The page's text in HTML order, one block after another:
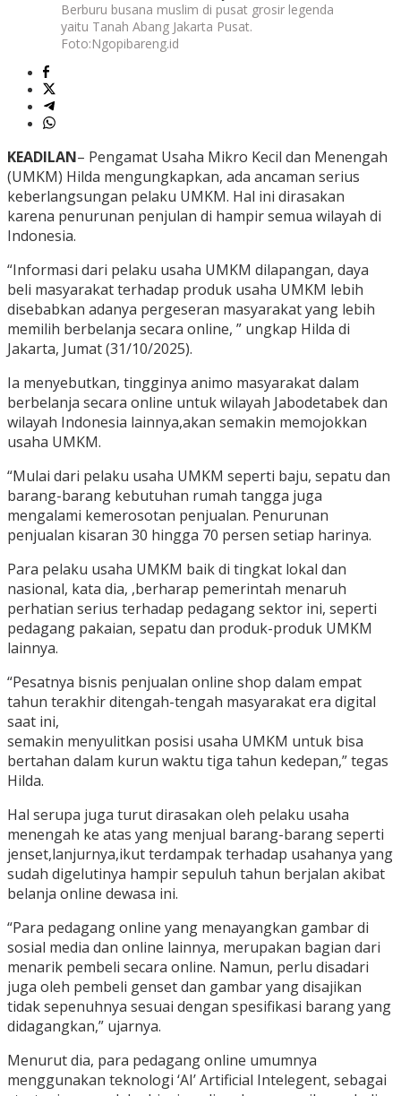
Berburu busana muslim di pusat grosir legenda
yaitu Tanah Abang Jakarta Pusat.
Foto:Ngopibareng.id
KEADILAN– Pengamat Usaha Mikro Kecil dan Menengah
(UMKM) Hilda mengungkapkan, ada ancaman serius
keberlangsungan pelaku UMKM. Hal ini dirasakan
karena penurunan penjulan di hampir semua wilayah di
Indonesia.
“Informasi dari pelaku usaha UMKM dilapangan, daya
beli masyarakat terhadap produk usaha UMKM lebih
disebabkan adanya pergeseran masyarakat yang lebih
memilih berbelanja secara online, ” ungkap Hilda di
Jakarta, Jumat (31/10/2025).
Ia menyebutkan, tingginya animo masyarakat dalam
berbelanja secara online untuk wilayah Jabodetabek dan
wilayah Indonesia lainnya,akan semakin memojokkan
usaha UMKM.
“Mulai dari pelaku usaha UMKM seperti baju, sepatu dan
barang-barang kebutuhan rumah tangga juga
mengalami kemerosotan penjualan. Penurunan
penjualan kisaran 30 hingga 70 persen setiap harinya.
Para pelaku usaha UMKM baik di tingkat lokal dan
nasional, kata dia, ,berharap pemerintah menaruh
perhatian serius terhadap pedagang sektor ini, seperti
pedagang pakaian, sepatu dan produk-produk UMKM
lainnya.
“Pesatnya bisnis penjualan online shop dalam empat
tahun terakhir ditengah-tengah masyarakat era digital
saat ini,
semakin menyulitkan posisi usaha UMKM untuk bisa
bertahan dalam kurun waktu tiga tahun kedepan,” tegas
Hilda.
Hal serupa juga turut dirasakan oleh pelaku usaha
menengah ke atas yang menjual barang-barang seperti
jenset,lanjurnya,ikut terdampak terhadap usahanya yang
sudah digelutinya hampir sepuluh tahun berjalan akibat
belanja online dewasa ini.
“Para pedagang online yang menayangkan gambar di
sosial media dan online lainnya, merupakan bagian dari
menarik pembeli secara online. Namun, perlu disadari
juga oleh pembeli genset dan gambar yang disajikan
tidak sepenuhnya sesuai dengan spesifikasi barang yang
didagangkan,” ujarnya.
Menurut dia, para pedagang online umumnya
menggunakan teknologi ‘AI’ Artificial Intelegent, sebagai